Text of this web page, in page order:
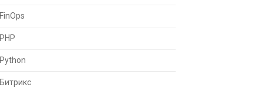
FinOps
PHP
Python
Битрикс